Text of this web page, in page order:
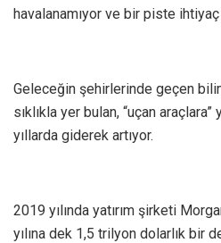
havalanamıyor ve bir piste ihtiyaç
Geleceğin şehirlerinde geçen
sıklıkla yer bulan, “uçan araçlara”
yıllarda giderek artıyor.
2019 yılında yatırım şirketi
yılına dek 1,5 trilyon dolarlık bir